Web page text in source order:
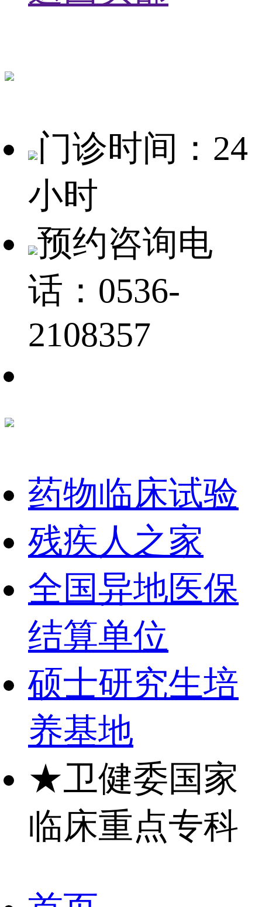
门诊时间：24
小时
预约咨询电
话：0536-
2108357
药物临床试验
残疾人之家
全国异地医保
结算单位
硕士研究生培
养基地
★卫健委国家
临床重点专科